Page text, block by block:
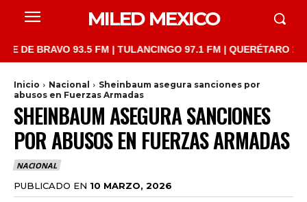
MILED MEXICO
93.5 FM | TULANCINGO 97.1 FM | QUERÉTARO 103.1
Inicio Nacional
Sheinbaum asegura sanciones por
abusos en Fuerzas Armadas
SHEINBAUM ASEGURA SANCIONES
POR ABUSOS EN FUERZAS ARMADAS
NACIONAL
PUBLICADO EN 10 MARZO, 2026